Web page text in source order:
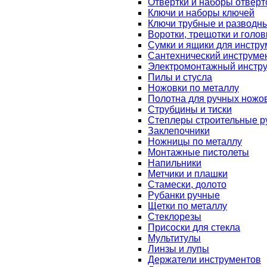
Отвертки и наборы
Ключи и наборы ключей
Ключи трубные и
Воротки, трещотки и
Сумки и ящики для
Сантехнический
Электромонтажный
Пилы и стусла
Ножовки по металлу
Полотна для ручных
Струбцины и тиски
Степлеры строительные
Заклепочники
Ножницы по металлу
Монтажные пистолеты
Напильники
Метчики и плашки
Стамески, долото
Рубанки ручные
Щетки по металлу
Стеклорезы
Присоски для стекла
Мультитулы
Линзы и лупы
Держатели инструментов